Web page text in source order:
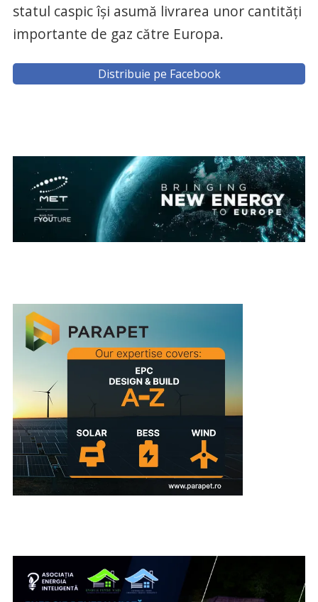
statul caspic îşi asumă livrarea unor cantităţi
importante de gaz către Europa.
Distribuie pe Facebook